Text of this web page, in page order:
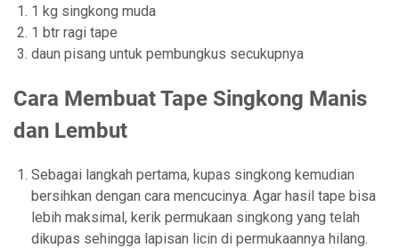
1 kg singkong muda
1 btr ragi tape
daun pisang untuk pembungkus secukupnya
Cara Membuat Tape Singkong Manis
dan Lembut
Sebagai langkah pertama, kupas singkong kemudian
bersihkan dengan cara mencucinya. Agar hasil tape bisa
lebih maksimal, kerik permukaan singkong yang telah
dikupas sehingga lapisan licin di permukaannya hilang.